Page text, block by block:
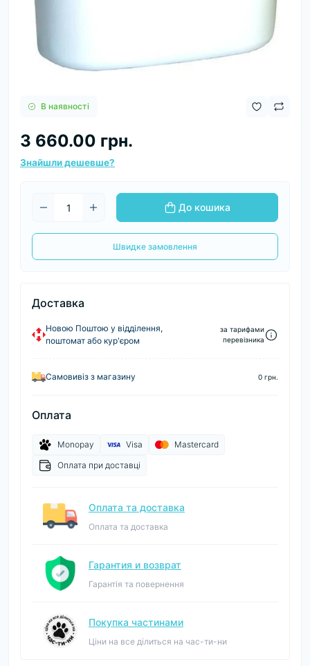
В наявності
3 660.00 грн.
Знайшли дешевше?
До кошика
Швидке замовлення
Доставка
Новою Поштою у відділення,
поштомат або кур'єром
за тарифами
перевізника
Самовивіз з магазину 0 грн.
Оплата
Monopay Visa
Mastercard
Оплата при доставці
Оплата та доставка
Оплата та доставка
Гарантия и возврат
Гарантія та повернення
Покупка частинами
Ціни на все ділиться на час-ти-ни